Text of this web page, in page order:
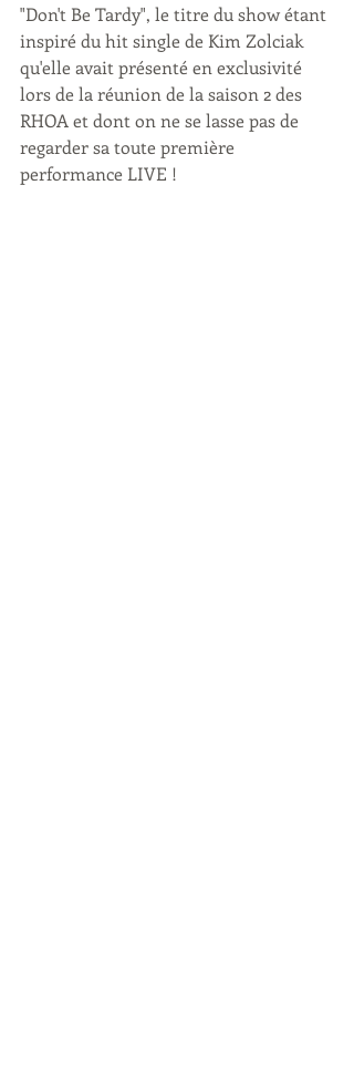
"Don't Be Tardy", le titre du show étant
inspiré du hit single de Kim Zolciak
qu'elle avait présenté en exclusivité
lors de la réunion de la saison 2 des
RHOA et dont on ne se lasse pas de
regarder sa toute première
performance LIVE !